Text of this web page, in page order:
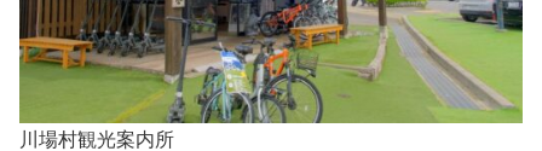
川場村観光案内所